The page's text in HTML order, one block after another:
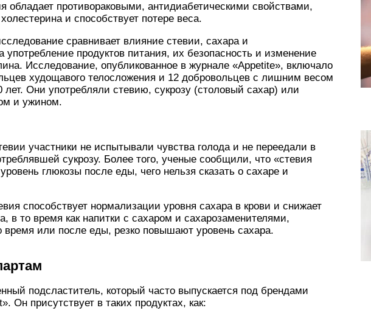
обладает противораковыми, антидиабетическими свойствами,
и способствует потере веса.
сравнивает влияние стевии, сахара и
употребление продуктов питания, их безопасность и изменение
Исследование, опубликованное в журнале «Appetite», включало
худощавого телосложения и 12 добровольцев с лишним весом
лет. Они употребляли стевию, сукрозу (столовый сахар) или
и ужином.
участники не испытывали чувства голода и не переедали в
сукрозу. Более того, ученые сообщили, что «стевия
глюкозы после еды, чего нельзя сказать о сахаре и
способствует нормализации уровня сахара в крови и снижает
в то время как напитки с сахаром и сахарозаменителями,
время или после еды, резко повышают уровень сахара.
подсластитель, который часто выпускается под брендами
Он присутствует в таких продуктах, как: